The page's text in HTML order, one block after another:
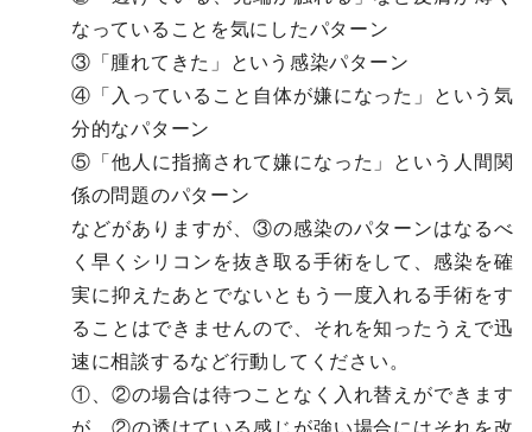
なっていることを気にしたパターン
③「腫れてきた」という感染パターン
④「入っていること自体が嫌になった」という気
分的なパターン
⑤「他人に指摘されて嫌になった」という人間関
係の問題のパターン
などがありますが、③の感染のパターンはなるべ
く早くシリコンを抜き取る手術をして、感染を確
実に抑えたあとでないともう一度入れる手術をす
ることはできませんので、それを知ったうえで迅
速に相談するなど行動してください。
①、②の場合は待つことなく入れ替えができます
が、②の透けている感じが強い場合にはそれを改